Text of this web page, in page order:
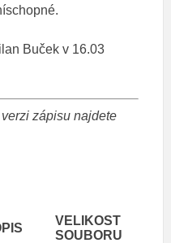
Buček v 16.03
zápisu najdete
VELIKOST
SOUBORU